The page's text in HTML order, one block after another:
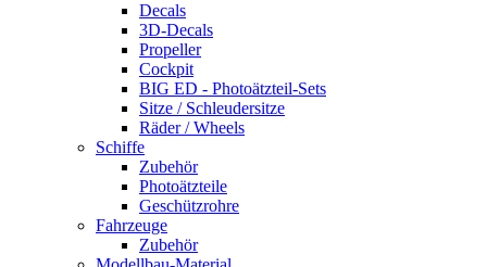
Decals
3D-Decals
Propeller
Cockpit
BIG ED - Photoätzteil-Sets
Sitze / Schleudersitze
Räder / Wheels
Schiffe
Zubehör
Photoätzteile
Geschützrohre
Fahrzeuge
Zubehör